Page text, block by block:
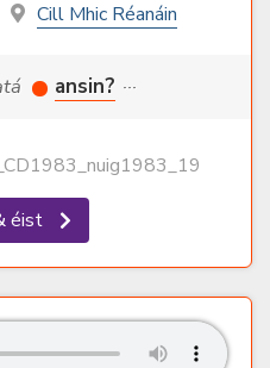
Cill Mhic Réanáin
ansin? ···
éist